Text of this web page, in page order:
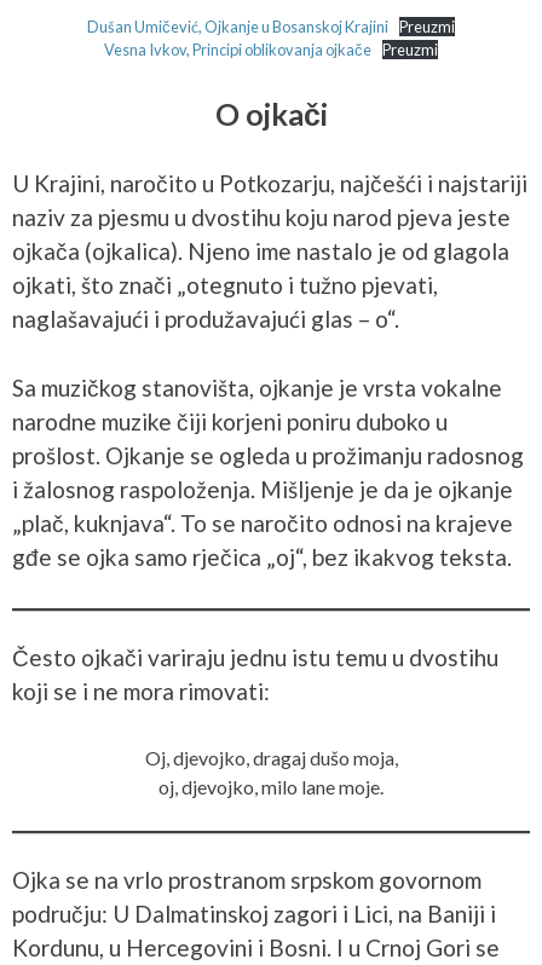
Dušan Umičević, Ojkanje u Bosanskoj Krajini Preuzmi
Vesna Ivkov, Principi oblikovanja ojkače Preuzmi
O ojkači
U Krajini, naročito u Potkozarju, najčešći i najstariji
naziv za pjesmu u dvostihu koju narod pjeva jeste
ojkača (ojkalica). Njeno ime nastalo je od glagola
ojkati, što znači „otegnuto i tužno pjevati,
naglašavajući i produžavajući glas – o“.
Sa muzičkog stanovišta, ojkanje je vrsta vokalne
narodne muzike čiji korjeni poniru duboko u
prošlost. Ojkanje se ogleda u prožimanju radosnog
i žalosnog raspoloženja. Mišljenje je da je ojkanje
„plač, kuknjava“. To se naročito odnosi na krajeve
gđe se ojka samo rječica „oj“, bez ikakvog teksta.
Često ojkači variraju jednu istu temu u dvostihu
koji se i ne mora rimovati:
Oj, djevojko, dragaj dušo moja,
oj, djevojko, milo lane moje.
Ojka se na vrlo prostranom srpskom govornom
području: U Dalmatinskoj zagori i Lici, na Baniji i
Kordunu, u Hercegovini i Bosni. I u Crnoj Gori se